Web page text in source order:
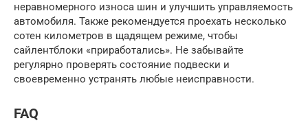
неравномерного износа шин и улучшить управляемость
автомобиля. Также рекомендуется проехать несколько
сотен километров в щадящем режиме, чтобы
сайлентблоки «приработались». Не забывайте
регулярно проверять состояние подвески и
своевременно устранять любые неисправности.
FAQ